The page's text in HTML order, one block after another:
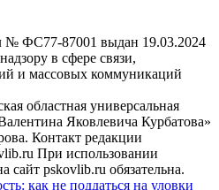
№ ФС77-87001 выдан 19.03.2024
в сфере связи,
и массовых коммуникаций
областная универсальная
Яковлевича Курбатова»
Контакт редакции
При использовании
сайт pskovlib.ru обязательна.
как не поддаться на уловки